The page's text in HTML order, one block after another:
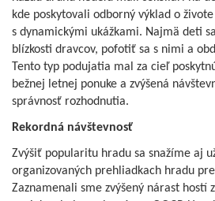
kde poskytovali odborný výklad o
s dynamickými ukážkami. Najmä deti
blízkosti dravcov, pofotiť sa s nimi a
Tento typ podujatia mal za cieľ
bežnej letnej ponuke a zvýšená
správnosť rozhodnutia.
Rekordná návštevnosť
Zvýšiť popularitu hradu sa snažíme aj
organizovaných prehliadkach hradu
Zaznamenali sme zvýšený nárast hostí